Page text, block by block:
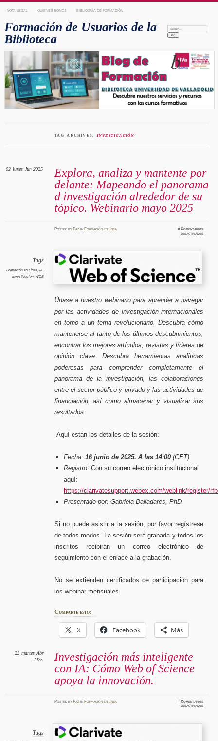
NOTA LEGAL QUIENES SOMOS BIBLIOGUÍA DE FORMACIÓN
Formación de Usuarios de la
Biblioteca
Search:
TAG ARCHIVES: INVESTIGACIÓN
Explora, analiza y mantente por
delante: Mapeando el panorama
d investigación alrededor de su
tópico. Webinario mayo 2025
02 lunes Jun 2025
PostedbyPaz inFormación en línea ≈Comentarios
desactivadosen
tópico.
Tags
Formación en Línea, IA
Investigación, WOS
Únase a nuestro webinario para aprender a navegar
por las actividades de investigación internacionales
en torno a un tema revolucionario. Descubra cómo
mantenerse al tanto de los últimos descubrimientos,
encontrar los mejores artículos, revistas y líderes de
opinión clave. Descubra herramientas analíticas
poderosas para comprender completamente el
panorama de la investigación, las colaboraciones
entre el sector público y privado y las actividades de
financiación, así como almacenar y visualizar sus
resultados
Aquí están los detalles de la sesión:
Fecha: 16 junio de 2025. A las 14:00 (CET)
Registro: Con su correo electrónico institucional
aquí:
https://clarivatesupport.webex.com/weblink/register/
Presentado por: Gabriela Balladares, PhD.
Si no puede asistir a la sesión, por favor regístrese
de todos modos. La sesión será grabada y todos los
inscritos recibirán un correo electrónico de
seguimiento con el enlace a la grabación.
No se extienden certificados de participación para
los webinar mensuales
Comparte esto:
X Facebook Más
Investigación más inteligente
con IA: Cómo Web of Science
apoya la innovación.
22 martes Abr
2025
Postedby Paz in Formación en línea ≈Comentarios
desactivadosen
Tags